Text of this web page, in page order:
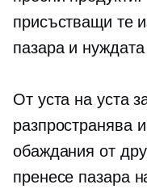
присъстващи те
пазара и
От уста на уста
разпространява
обаждания от
пренесе пазара